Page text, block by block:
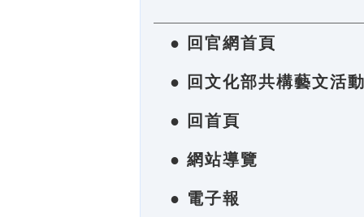
● 回官網首頁
● 回文化部共構藝文活
● 回首頁
● 網站導覽
● 電子報